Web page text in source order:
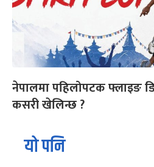
नेपालमा पहिलोपटक फ्लाइङ
कसरी खेलिन्छ ?
यो पनि